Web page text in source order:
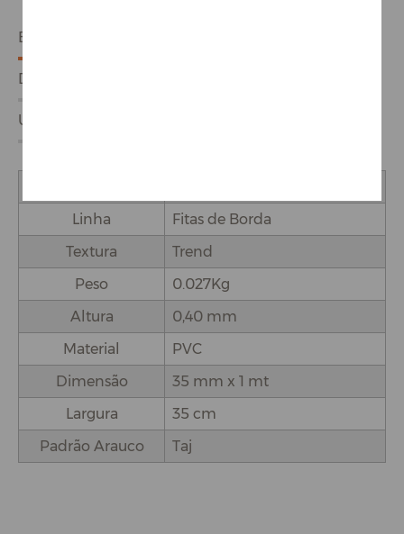
ESPECIFICAÇÕES
DETALHES DO PRODUTO
USO E APLICAÇÕES
Linha
Fitas de Borda
Textura
Trend
Peso
0.027Kg
Altura
0,40 mm
Material
PVC
Dimensão
35 mm x 1 mt
Largura
35 cm
Padrão Arauco
Taj